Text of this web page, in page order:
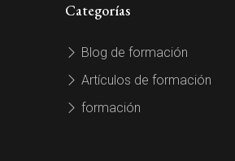
Categorías
Blog de formación
Artículos de formación
formación